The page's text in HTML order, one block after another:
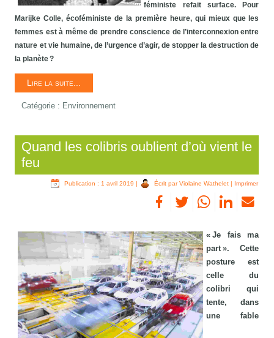
féministe refait surface. Pour
Marijke Colle, écoféministe de la première heure, qui mieux que les
femmes est à même de prendre conscience de l’interconnexion entre
nature et vie humaine, de l’urgence d’agir, de stopper la destruction de
la planète ?
Lire la suite...
Catégorie : Environnement
Quand les colibris oublient d’où vient le
feu
Publication : 1 avril 2019 | Écrit par Violaine Wathelet | Imprimer
« Je fais ma
part ». Cette
posture est
celle du
colibri qui
tente, dans
une fable